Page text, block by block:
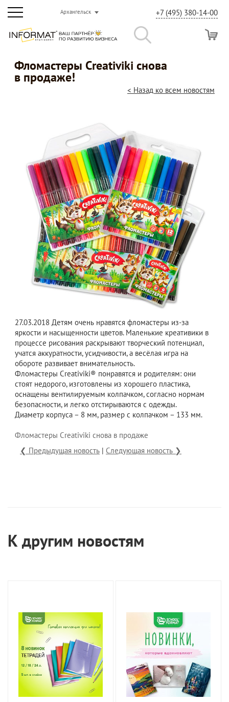
Архангельск +7 (495) 380-14-00
Фломастеры Creativiki снова
в продаже!
< Назад ко всем новостям
27.03.2018 Детям очень нравятся фломастеры из-за
яркости и насыщенности цветов. Маленькие креативики в
процессе рисования раскрывают творческий потенциал,
учатся аккуратности, усидчивости, а весёлая игра на
обороте развивает внимательность.
Фломастеры Creativiki® понравятся и родителям: они
стоят недорого, изготовлены из хорошего пластика,
оснащены вентилируемым колпачком, согласно нормам
безопасности, и легко отстирываются с одежды.
Диаметр корпуса – 8 мм, размер с колпачком – 133 мм.
Фломастеры Creativiki снова в продаже
❮ Предыдущая новость | Следующая новость ❯
К другим новостям